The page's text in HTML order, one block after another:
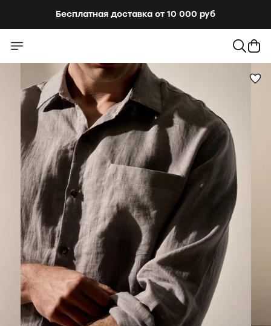
Бесплатная доставка от 10 000 руб